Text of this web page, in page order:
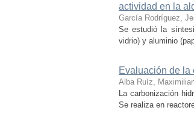
actividad en la
García Rodríguez,
Se estudió la
vidrio) y aluminio
Evaluación de la
Alba Ruíz,
La carbonización
Se realiza en